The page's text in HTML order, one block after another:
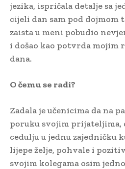
jezika, ispričala detalje sa
cijeli dan sam pod dojmom
zaista u meni pobudio
i došao kao potvrda mojim
dana.
O čemu se radi?
Zadala je učenicima da na
poruku svojim prijateljima,
cedulju u jednu zajedničku
lijepe želje, pohvale i
svojim kolegama osim